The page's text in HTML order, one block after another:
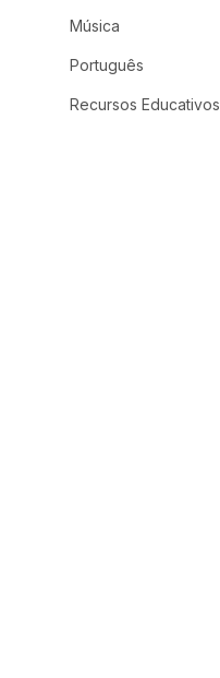
Música
Português
Recursos Educativos